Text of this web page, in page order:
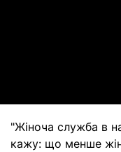
"Жіноча служба в
кажу: що менше